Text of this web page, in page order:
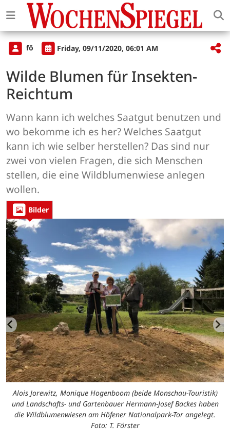
fö Friday, 09/11/2020, 06:01 AM
Wilde Blumen für Insekten-
Reichtum
Wann kann ich welches Saatgut benutzen und
wo bekomme ich es her? Welches Saatgut
kann ich wie selber herstellen? Das sind nur
zwei von vielen Fragen, die sich Menschen
stellen, die eine Wildblumenwiese anlegen
wollen.
Bilder
Alois Jorewitz, Monique Hogenboom (beide Monschau-Touristik)
und Landschafts- und Gartenbauer Hermann-Josef Backes haben
die Wildblumenwiesen am Höfener Nationalpark-Tor angelegt.
Foto: T. Förster